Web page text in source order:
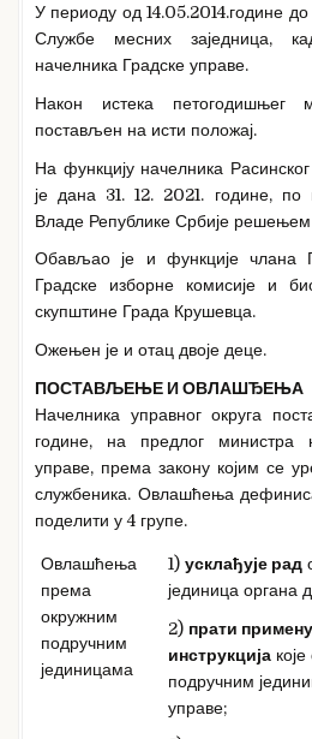
У периоду од 14.05.2014.године
Службе месних заједница,
начелника Градске управе.
Након истека петогодишњег
постављен на исти положај.
На функцију начелника
је дана 31. 12. 2021. године,
Владе Републике Србије решењем
Обављао је и функције члана
Градске изборне комисије и
скупштине Града Крушевца.
Ожењен је и отац двоје деце.
ПОСТАВЉЕЊЕ И ОВЛАШЂЕЊА
Начелника управног округа
године, на предлог министра
управе, према закону којим се
службеника. Овлашћења
поделити у 4 групе.
Овлашћења
према
окружним
подручним
јединицама
1) усклађује рад
јединица органа
2) прати
инструкција
подручним
управе;